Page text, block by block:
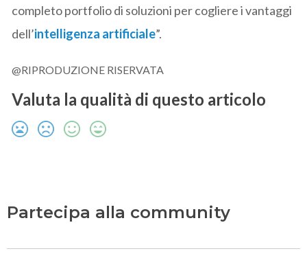
completo portfolio di soluzioni per cogliere i vantaggi
dell’intelligenza artificiale”.
@RIPRODUZIONE RISERVATA
Valuta la qualità di questo articolo
Partecipa alla community